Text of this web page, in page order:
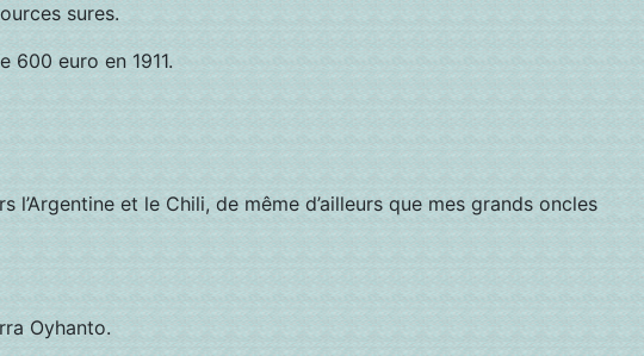
sures.
600 euro en 1911.
et le Chili, de même d’ailleurs que mes grands oncles
Oyhanto.